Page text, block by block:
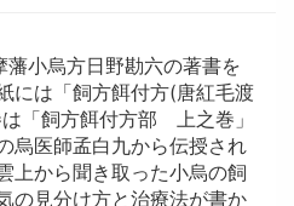
小烏方日野勘六の著書を
には「飼方餌付方(唐紅毛渡
「飼方餌付方部 上之巻」
烏医師孟白九から伝授され
上から聞き取った小烏の飼
の見分け方と治療法が書か